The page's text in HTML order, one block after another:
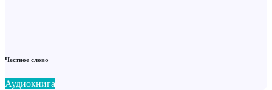
Честное слово
Аудиокнига